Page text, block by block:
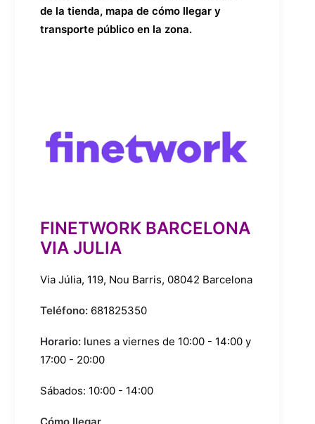
de la tienda, mapa de cómo llegar y
transporte público en la zona.
FINETWORK BARCELONA
VIA JULIA
Via Júlia, 119, Nou Barris, 08042 Barcelona
Teléfono: 681825350
Horario: lunes a viernes de 10:00 - 14:00 y
17:00 - 20:00
Sábados: 10:00 - 14:00